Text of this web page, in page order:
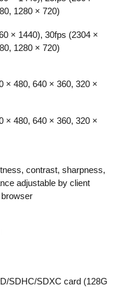
1280 × 720)
× 1440), 30fps (2304 ×
1280 × 720)
× 480, 640 × 360, 320 ×
× 480, 640 × 360, 320 ×
contrast, sharpness,
adjustable by client
SDHC/SDXC card (128G